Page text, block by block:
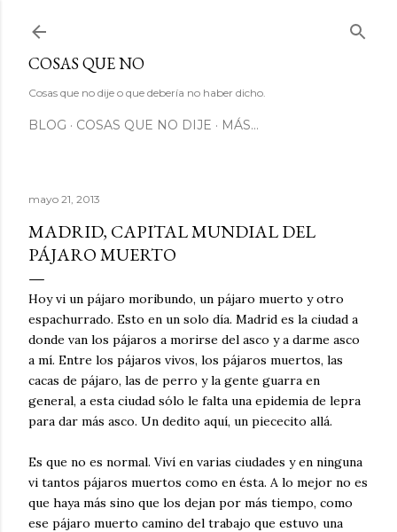
COSAS QUE NO
Cosas que no dije o que debería no haber dicho.
BLOG COSAS QUE NO DIJE MÁS…
mayo 21, 2013
MADRID, CAPITAL MUNDIAL DEL
PÁJARO MUERTO
Hoy vi un pájaro moribundo, un pájaro muerto y otro
espachurrado. Esto en un solo día. Madrid es la ciudad a
donde van los pájaros a morirse del asco y a darme asco
a mí. Entre los pájaros vivos, los pájaros muertos, las
cacas de pájaro, las de perro y la gente guarra en
general, a esta ciudad sólo le falta una epidemia de lepra
para dar más asco. Un dedito aquí, un piececito allá.
Es que no es normal. Viví en varias ciudades y en ninguna
vi tantos pájaros muertos como en ésta. A lo mejor no es
que haya más sino que los dejan por más tiempo, como
ese pájaro muerto camino del trabajo que estuvo una